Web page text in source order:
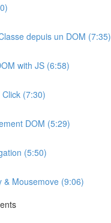
depuis un DOM (7:35)
with JS (6:58)
(7:30)
DOM (5:29)
(5:50)
& Mousemove (9:06)